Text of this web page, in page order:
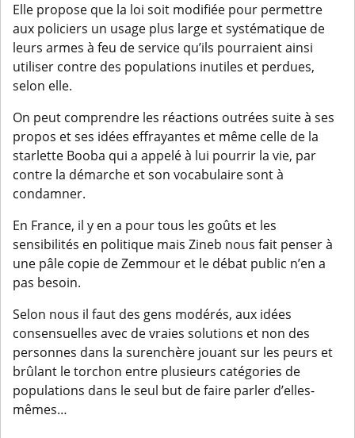
Elle propose que la loi soit modifiée pour permettre
aux policiers un usage plus large et systématique de
leurs armes à feu de service qu’ils pourraient ainsi
utiliser contre des populations inutiles et perdues,
selon elle.
On peut comprendre les réactions outrées suite à ses
propos et ses idées effrayantes et même celle de la
starlette Booba qui a appelé à lui pourrir la vie, par
contre la démarche et son vocabulaire sont à
condamner.
En France, il y en a pour tous les goûts et les
sensibilités en politique mais Zineb nous fait penser à
une pâle copie de Zemmour et le débat public n’en a
pas besoin.
Selon nous il faut des gens modérés, aux idées
consensuelles avec de vraies solutions et non des
personnes dans la surenchère jouant sur les peurs et
brûlant le torchon entre plusieurs catégories de
populations dans le seul but de faire parler d’elles-
mêmes…